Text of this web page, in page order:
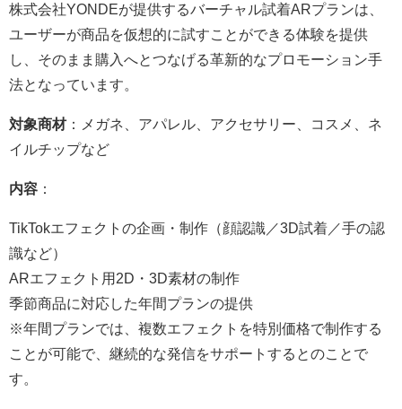
株式会社YONDEが提供するバーチャル試着ARプランは、
ユーザーが商品を仮想的に試すことができる体験を提供
し、そのまま購入へとつなげる革新的なプロモーション手
法となっています。
対象商材：メガネ、アパレル、アクセサリー、コスメ、ネ
イルチップなど
内容 ：
TikTokエフェクトの企画・制作（顔認識／3D試着／手の認
識など）
ARエフェクト用2D・3D素材の制作
季節商品に対応した年間プランの提供
※年間プランでは、複数エフェクトを特別価格で制作する
ことが可能で、継続的な発信をサポートするとのことで
す。